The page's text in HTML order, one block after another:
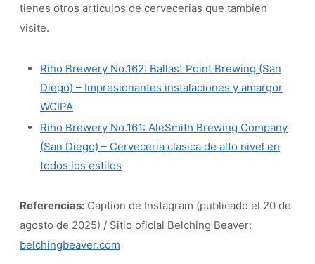
tienes otros articulos de cervecerias que tambien
visite.
Riho Brewery No.162: Ballast Point Brewing (San
Diego) – Impresionantes instalaciones y amargor
WCIPA
Riho Brewery No.161: AleSmith Brewing Company
(San Diego) – Cerveceria clasica de alto nivel en
todos los estilos
Referencias: Caption de Instagram (publicado el 20 de
agosto de 2025) / Sitio oficial Belching Beaver:
belchingbeaver.com